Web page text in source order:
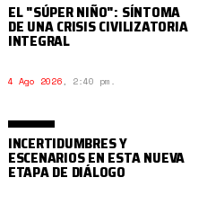
EL "SÚPER NIÑO": SÍNTOMA
DE UNA CRISIS CIVILIZATORIA
INTEGRAL
4 Ago 2026, 2:40 pm.
INCERTIDUMBRES Y
ESCENARIOS EN ESTA NUEVA
ETAPA DE DIÁLOGO